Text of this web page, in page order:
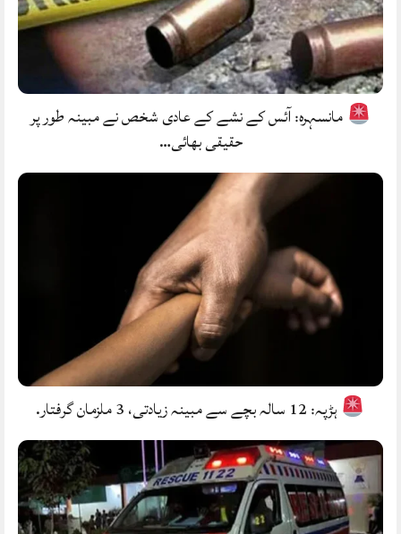
مانسہرہ: آئس کے نشے کے عادی شخص نے مبینہ طور پر
حقیقی بھائی…
ہڑپہ: 12 سالہ بچے سے مبینہ زیادتی، 3 ملزمان گرفتار.